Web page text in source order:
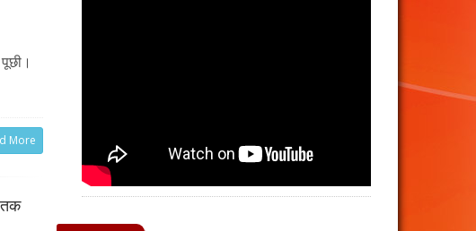
More
तक